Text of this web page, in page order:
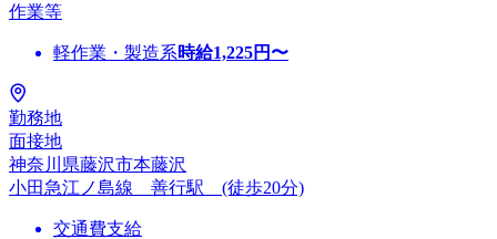
作業等
軽作業・製造系時給1,225円〜
勤務地
面接地
神奈川県藤沢市本藤沢
小田急江ノ島線 善行駅 (徒歩20分)
交通費支給